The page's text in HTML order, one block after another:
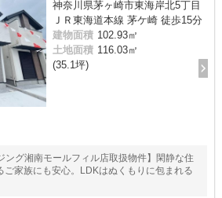
神奈川県茅ヶ崎市東海岸北5丁目
ＪＲ東海道本線 茅ケ崎 徒歩15分
建物面積 102.93㎡
土地面積 116.03㎡
(35.1坪)
ング湘南モールフィル店取扱物件】閑静な住
ご家族にも安心。LDKはぬくもりに包まれる